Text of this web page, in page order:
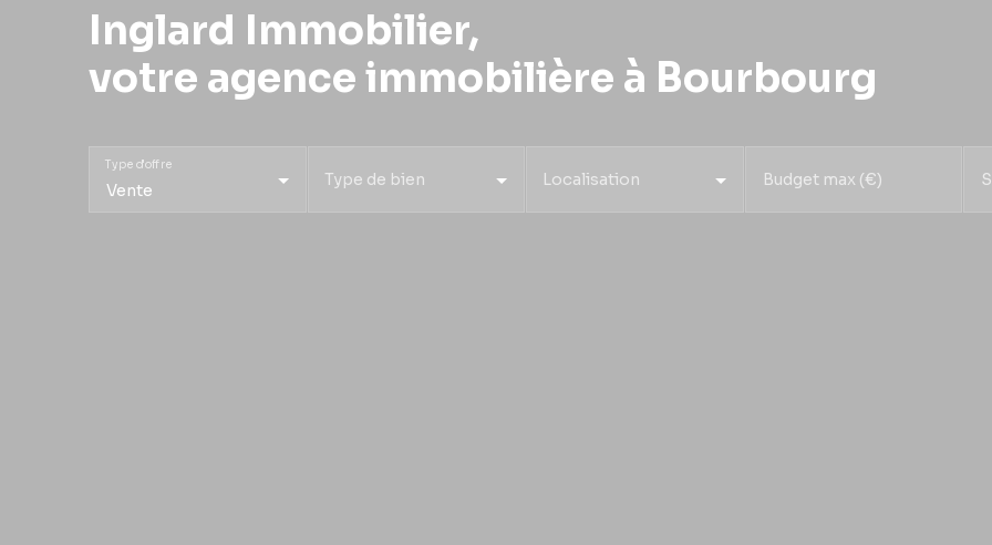
Inglard Immobilier,
votre agence immobilière à Bourbourg
Vente
Type d'offre
Type de bien Localisation Budget max (€)